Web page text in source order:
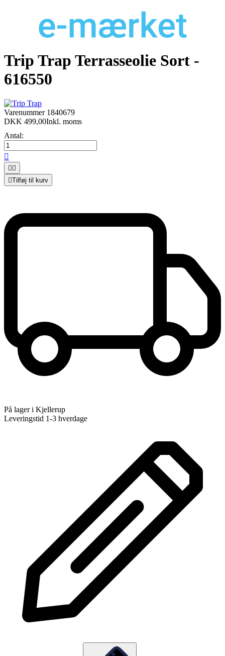
Trip Trap Terrasseolie Sort -
616550
Varenummer 1840679
DKK 499,00Inkl. moms
Antal:

 
Tilføj til kurv
På lager i Kjellerup
Leveringstid 1-3 hverdage